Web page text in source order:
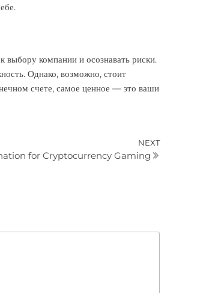
компании и осознавать риски.
Однако, возможно, стоит
счете, самое ценное — это ваши
Next
NEXT
for Cryptocurrency Gaming